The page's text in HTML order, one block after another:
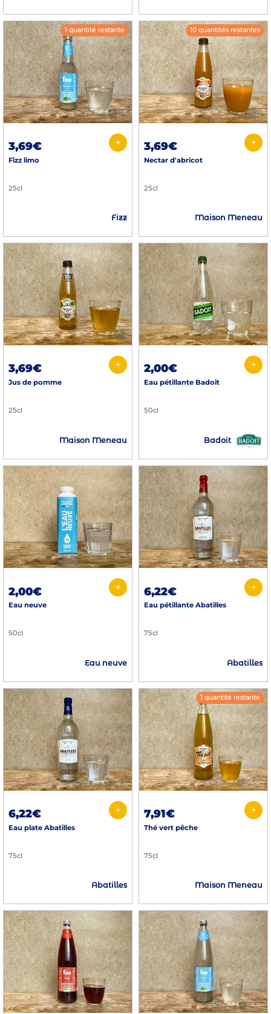
1 quantité restante
3,69€ +
Fizz limo
25cl
Fizz
10 quantités restantes
3,69€ +
Nectar d'abricot
25cl
Maison Meneau
3,69€ +
Jus de pomme
25cl
Maison Meneau
2,00€ +
Eau pétillante Badoit
50cl
Badoit
2,00€ +
Eau neuve
50cl
Eau neuve
6,22€ +
Eau pétillante Abatilles
75cl
Abatilles
6,22€ +
Eau plate Abatilles
75cl
Abatilles
1 quantité restante
7,91€ +
Thé vert pêche
75cl
Maison Meneau